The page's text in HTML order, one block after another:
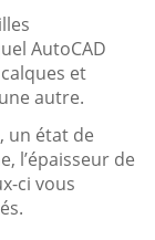
AutoCAD
et
autre.
un état de
l’épaisseur de
ci vous